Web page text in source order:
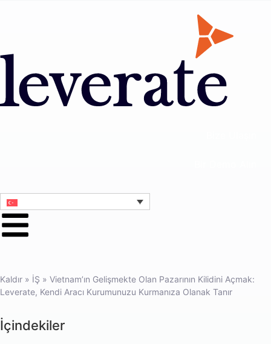
Kaldır » İŞ » Vietnam’ın Gelişmekte Olan Pazarının Kilidini Açmak:
Leverate, Kendi Aracı Kurumunuzu Kurmanıza Olanak Tanır
İçindekiler